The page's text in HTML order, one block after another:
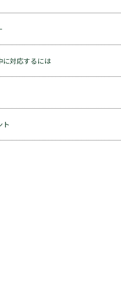
に対応するには
ト